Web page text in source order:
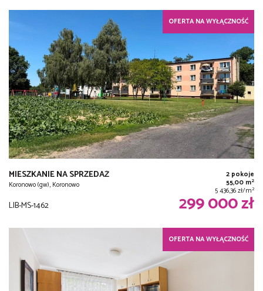
OFERTA NA WYŁĄCZNOŚĆ
MIESZKANIE NA SPRZEDAŻ
Koronowo (gw), Koronowo
2 pokoje
55,00 m2
5 436,36 zł/m2
LIB-MS-1462 299 000 zł
OFERTA NA WYŁĄCZNOŚĆ